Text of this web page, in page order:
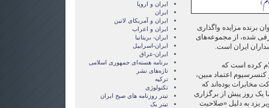
برنده مزایده واگذاری
شده، از مجموعه‌های
ایران است.
کرده است که
اعتماد مبین،
مخابرات بوده‌اند که
یک روز پیش از برگزاری
یزد به دلیل «صلاحیت
ايران و اروپا
ایران
ایران و آمریکای لاتین
ایران و اعراب
ایران- بریتانیا
ایران-اسراییل
ایران-عراق
برنامه هسته‌ای جمهوری اسلامی
تازه‌های نشر
ترکیه
تکنولوژی
تیتر روزنامه های صبح ایران
تیتر یک